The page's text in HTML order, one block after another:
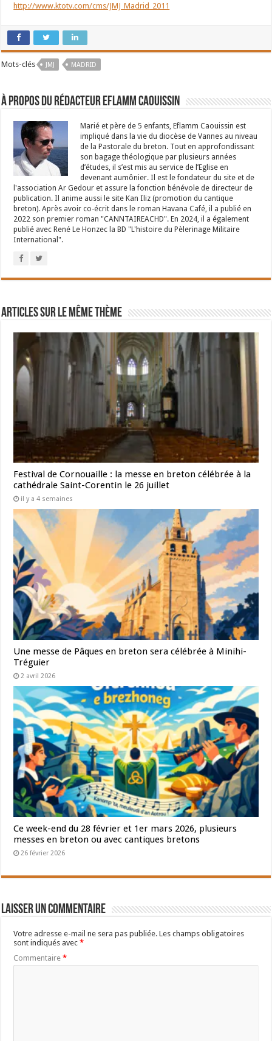
http://www.ktotv.com/cms/JMJ_Madrid_2011
Mots-clés JMJ MADRID
À propos du rédacteur Eflamm Caouissin
Marié et père de 5 enfants, Eflamm Caouissin est
impliqué dans la vie du diocèse de Vannes au niveau
de la Pastorale du breton. Tout en approfondissant
son bagage théologique par plusieurs années
d’études, il s’est mis au service de l’Eglise en
devenant aumônier. Il est le fondateur du site et de
l'association Ar Gedour et assure la fonction bénévole de directeur de
publication. Il anime aussi le site Kan Iliz (promotion du cantique
breton). Après avoir co-écrit dans le roman Havana Café, il a publié en
2022 son premier roman "CANNTAIREACHD". En 2024, il a également
publié avec René Le Honzec la BD "L'histoire du Pèlerinage Militaire
International".
Articles sur le même thème
Festival de Cornouaille : la messe en breton célébrée à la
cathédrale Saint-Corentin le 26 juillet
il y a 4 semaines
Une messe de Pâques en breton sera célébrée à Minihi-
Tréguier
2 avril 2026
Ce week-end du 28 février et 1er mars 2026, plusieurs
messes en breton ou avec cantiques bretons
26 février 2026
Laisser un commentaire
Votre adresse e-mail ne sera pas publiée. Les champs obligatoires
sont indiqués avec*
Commentaire*